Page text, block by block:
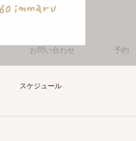
お問い合わせ 予約
スケジュール